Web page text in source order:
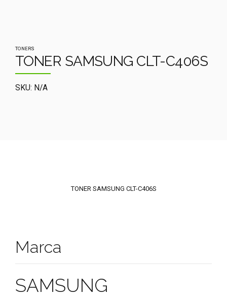
TONERS
TONER SAMSUNG CLT-C406S
SKU: N/A
TONER SAMSUNG CLT-C406S
Marca
SAMSUNG